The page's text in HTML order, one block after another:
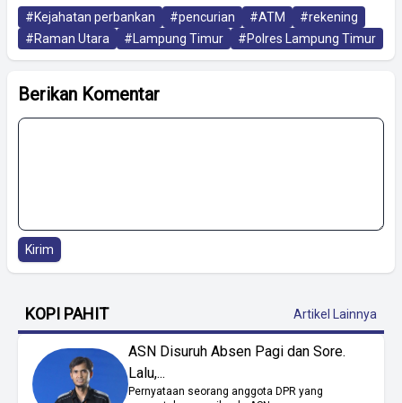
#Kejahatan perbankan #pencurian #ATM
#rekening
#Raman Utara
#Lampung Timur #Polres Lampung Timur
Berikan Komentar
Kirim
KOPI PAHIT Artikel Lainnya
ASN Disuruh Absen Pagi dan Sore.
Lalu,...
Pernyataan seorang anggota DPR yang